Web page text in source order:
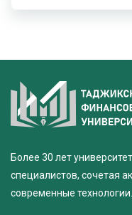
Более 30 лет
специалистов, сочетая
современные технологии.